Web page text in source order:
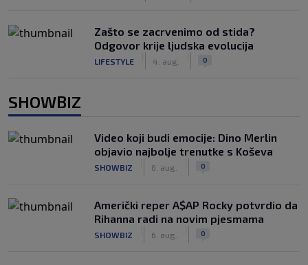
Zašto se zacrvenimo od stida?
Odgovor krije ljudska evolucija
LIFESTYLE 4. aug. 0
SHOWBIZ
Video koji budi emocije: Dino Merlin
objavio najbolje trenutke s Koševa
SHOWBIZ 6. aug. 0
Američki reper A$AP Rocky potvrdio da
Rihanna radi na novim pjesmama
SHOWBIZ 6. aug. 0